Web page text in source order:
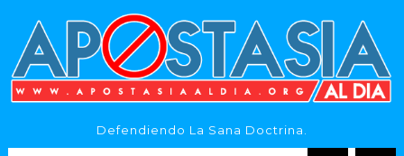
Defendiendo La Sana Doctrina.